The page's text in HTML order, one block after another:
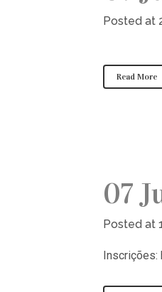
Posted at
Read More
07
Posted at
Inscrições: